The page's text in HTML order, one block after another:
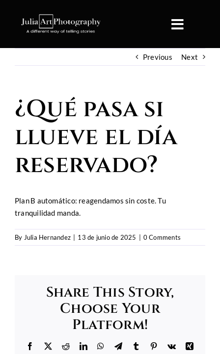
Previous Next
¿Qué pasa si
llueve el día
reservado?
Plan B automático: reagendamos sin coste. Tu
tranquilidad manda.
By Julia Hernandez 13 de junio de 2025 0 Comments
Share This Story,
Choose Your
Platform!
Facebook
X RedditLinkedInWhatsApp
TelegramTumblr Pinterest
Vk
Xing